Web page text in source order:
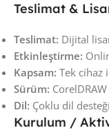
Teslimat &
Teslimat: Dijital
Etkinleştirme:
Kapsam: Tek cihaz
Sürüm:
Dil: Çoklu dil
Kurulum /